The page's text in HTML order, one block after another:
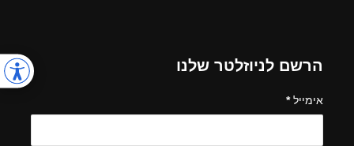
הרשם לניוזלטר שלנו
אימייל*